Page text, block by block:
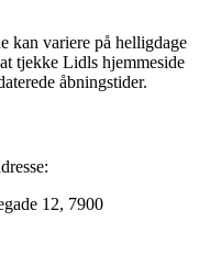
kan variere på helligdage
tjekke Lidls hjemmeside
åbningstider.
12, 7900